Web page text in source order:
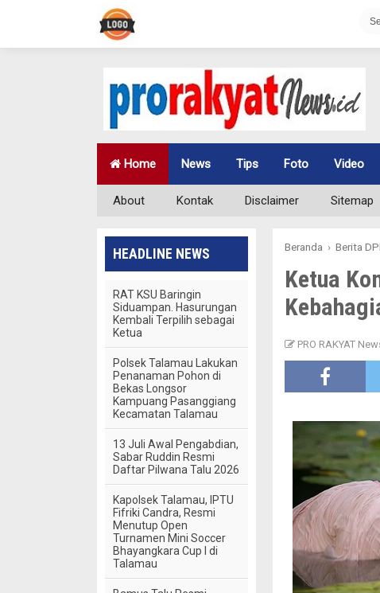
Home News Tips Foto Video
About Kontak Disclaimer Sitemap
Beranda › Berita
Ketua
PRO RAKYAT
HEADLINE NEWS
RAT KSU Baringin
Siduampan. Hasurungan
Kembali Terpilih sebagai
Ketua
Polsek Talamau Lakukan
Penanaman Pohon di
Bekas Longsor
Kampuang Pasanggiang
Kecamatan Talamau
13 Juli Awal Pengabdian,
Sabar Ruddin Resmi
Daftar Pilwana Talu 2026
Kapolsek Talamau, IPTU
Fifriki Candra, Resmi
Menutup Open
Turnamen Mini Soccer
Bhayangkara Cup I di
Talamau